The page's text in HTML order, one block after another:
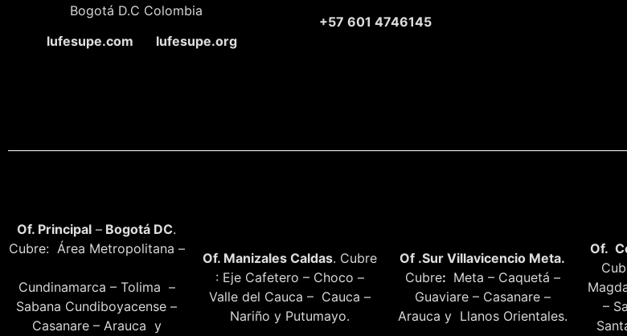
Bogotá D.C Colombia
lufesupe.com lufesupe.org
+57 601 4746145
Of. Principal – Bogotá DC.
Cubre: Área Metropolitana –
Cundinamarca – Tolima –
Sabana Cundiboyacense –
Casanare – Arauca y
Of. Manizales Caldas. Cubre
: Eje Cafetero – Choco –
Valle del Cauca – Cauca –
Nariño y Putumayo.
Of .Sur Villavicencio Meta.
Cubre: Meta – Caquetá –
Guaviare – Casanare –
Arauca y Llanos Orientales.
Of.
–